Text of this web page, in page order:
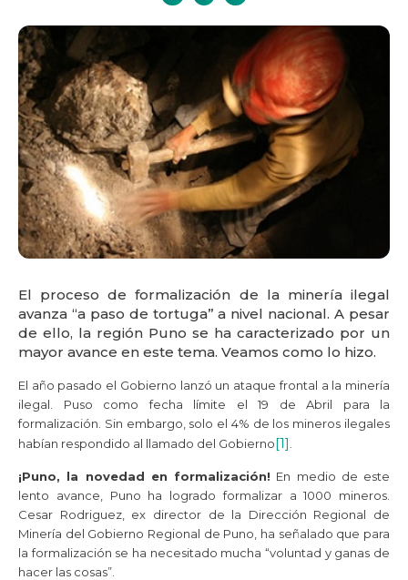
El proceso de formalización de la minería ilegal
avanza “a paso de tortuga” a nivel nacional. A pesar
de ello, la región Puno se ha caracterizado por un
mayor avance en este tema. Veamos como lo hizo.
El año pasado el Gobierno lanzó un ataque frontal a la minería
ilegal. Puso como fecha límite el 19 de Abril para la
formalización. Sin embargo, solo el 4% de los mineros ilegales
habían respondido al llamado del Gobierno[1].
¡Puno, la novedad en formalización! En medio de este
lento avance, Puno ha logrado formalizar a 1000 mineros.
Cesar Rodriguez, ex director de la Dirección Regional de
Minería del Gobierno Regional de Puno, ha señalado que para
la formalización se ha necesitado mucha “voluntad y ganas de
hacer las cosas”.